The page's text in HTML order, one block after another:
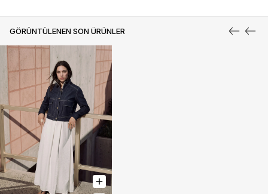
GÖRÜNTÜLENEN SON ÜRÜNLER